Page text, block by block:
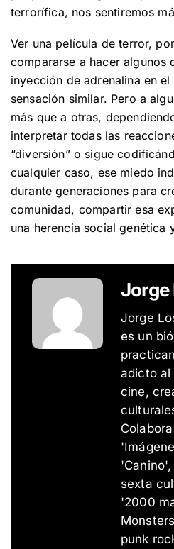
terrorífica, nos sentiremos
Ver una película de terror,
compararse a hacer algunos
inyección de adrenalina en
sensación similar. Pero a
más que a otras,
interpretar todas las
“diversión” o sigue
cualquier caso, ese miedo
durante generaciones para
comunidad, compartir esa
una herencia social genética
Jorge
Jorge
es un
adicto al
cine,
sexta
'2000
punk